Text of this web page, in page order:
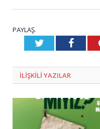
PAYLAŞ.
Twitter
ILIŞKILI YAZILAR